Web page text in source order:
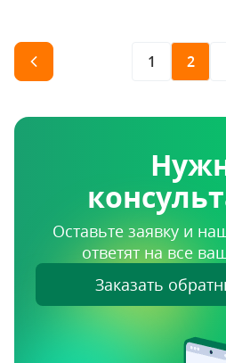
1 2
Оставьте заявку и
ответят на все
Заказать